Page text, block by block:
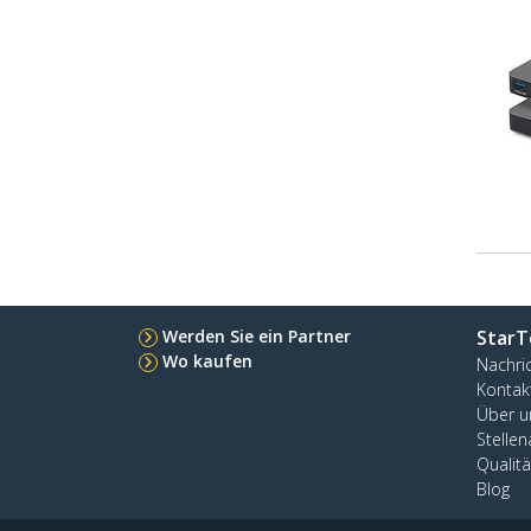
Werden Sie ein Partner
Wo kaufen
Über
Blog